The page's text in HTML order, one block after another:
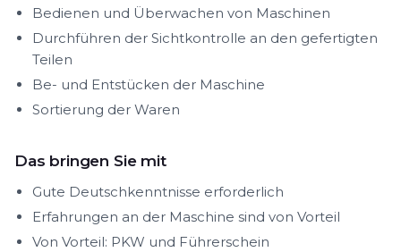
Bedienen und Überwachen von Maschinen
Durchführen der Sichtkontrolle an den gefertigten
Teilen
Be- und Entstücken der Maschine
Sortierung der Waren
Das bringen Sie mit
Gute Deutschkenntnisse erforderlich
Erfahrungen an der Maschine sind von Vorteil
Von Vorteil: PKW und Führerschein